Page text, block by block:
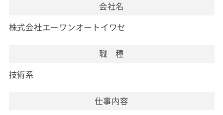
会社名
株式会社エーワンオートイワセ
職 種
技術系
仕事内容